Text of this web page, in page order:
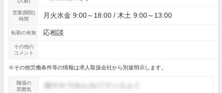
営業(開院)
時間
月火水金 9:00～18:00 / 木土 9:00～13:00
転勤の有無 応相談
その他の
コメント
※その他労働条件等の情報は求人取扱会社から別途明示します。
職場の
雰囲気